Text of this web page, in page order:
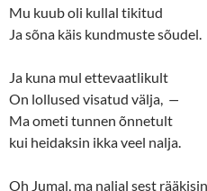
Mu kuub oli kullal tikitud
Ja sõna käis kundmuste sõudel.
Ja kuna mul ettevaatlikult
On lollused visatud välja, —
Ma ometi tunnen õnnetult
kui heidaksin ikka veel nalja.
Oh Jumal, ma naljal sest